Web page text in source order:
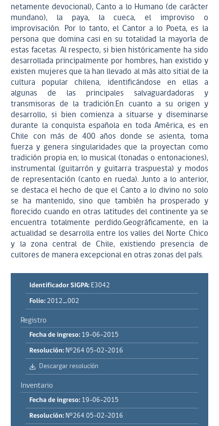
netamente devocional), Canto a lo Humano (de carácter
mundano), la paya, la cueca, el improviso o
improvisación. Por lo tanto, el Cantor a lo Poeta, es la
persona que domina casi en su totalidad la mayoría de
estas facetas. Al respecto, si bien históricamente ha sido
desarrollada principalmente por hombres, han existido y
existen mujeres que la han llevado al más alto sitial de la
cultura popular chilena, identificándose en ellas a
algunas de las principales salvaguardadoras y
transmisoras de la tradición.En cuanto a su origen y
desarrollo, si bien comienza a situarse y diseminarse
durante la conquista española en toda América, es en
Chile con más de 400 años donde se asienta, toma
fuerza y genera singularidades que la proyectan como
tradición propia en; lo musical (tonadas o entonaciones),
instrumental (guitarrón y guitarra traspuesta) y modos
de representación (canto en rueda). Junto a lo anterior,
se destaca el hecho de que el Canto a lo divino no solo
se ha mantenido, sino que también ha prosperado y
florecido cuando en otras latitudes del continente ya se
encuentra totalmente perdido.Geográficamente, en la
actualidad se desarrolla entre los valles del Norte Chico
y la zona central de Chile, existiendo presencia de
cultores de manera excepcional en otras zonas del país.
Identificador SIGPA: E3042
Folio: 2012_002
Registro
Fecha de ingreso: 19-06-2015
Resolución: N°264 05-02-2016
Descargar resolución
Inventario
Fecha de ingreso: 19-06-2015
Resolución: N°264 05-02-2016